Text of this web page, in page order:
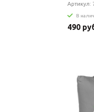
Артикул:
В
490